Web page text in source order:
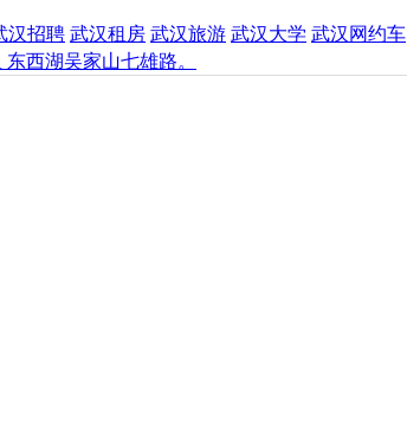
汉招聘 武汉租房 武汉旅游 武汉大学 武汉网约车
西湖吴家山七雄路。